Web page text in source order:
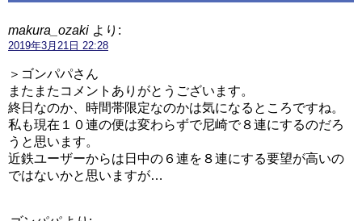
makura_ozaki より:
2019年3月21日 22:28
＞ゴンパパさん
またまたコメントありがとうございます。
終日なのか、時間帯限定なのかは気になるところですね。
私も現在１０連の便は変わらずで尼崎で８連にするのだろ
うと思います。
近鉄ユーザーからは日中の６連を８連にする要望が高いの
ではないかと思いますが…